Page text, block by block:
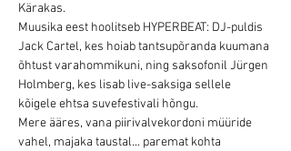
Kärakas.
Muusika eest hoolitseb HYPERBEAT: DJ-puldis
Jack Cartel, kes hoiab tantsupõranda kuumana
õhtust varahommikuni, ning saksofonil Jürgen
Holmberg, kes lisab live-saksiga sellele
kõigele ehtsa suvefestivali hõngu.
Mere ääres, vana piirivalvekordoni müüride
vahel, majaka taustal... paremat kohta